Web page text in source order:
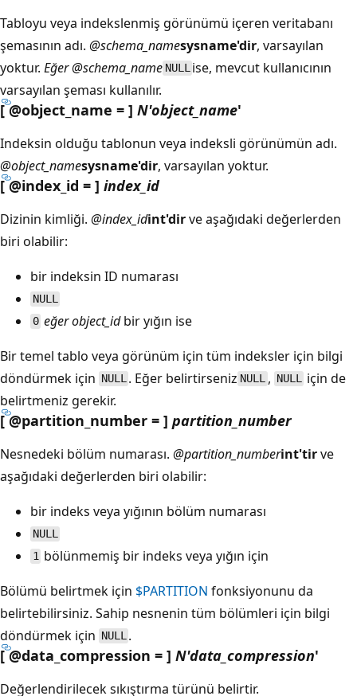
Tabloyu veya indekslenmiş görünümü içeren veritabanı
şemasının adı. @schema_namesysname'dir, varsayılan
yoktur. Eğer @schema_name NULL ise, mevcut kullanıcının
varsayılan şeması kullanılır.
[ @object_name = ] N'object_name'
Indeksin olduğu tablonun veya indeksli görünümün adı.
@object_namesysname'dir, varsayılan yoktur.
[ @index_id = ] index_id
Dizinin kimliği. @index_idint'dirve aşağıdaki değerlerden
biri olabilir:
bir indeksin ID numarası
NULL
0 eğer object_idbir yığın ise
Bir temel tablo veya görünüm için tüm indeksler için bilgi
döndürmek için NULL . Eğer belirtirseniz NULL, NULL için de
belirtmeniz gerekir.
[ @partition_number = ] partition_number
Nesnedeki bölüm numarası. @partition_numberint'tirve
aşağıdaki değerlerden biri olabilir:
bir indeks veya yığının bölüm numarası
NULL
1 bölünmemiş bir indeks veya yığın için
Bölümü belirtmek için $PARTITION fonksiyonunu da
belirtebilirsiniz. Sahip nesnenin tüm bölümleri için bilgi
döndürmek için NULL .
[ @data_compression = ] N'data_compression'
Değerlendirilecek sıkıştırma türünü belirtir.